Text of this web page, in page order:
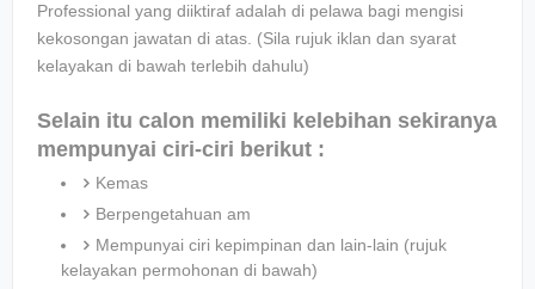
Professional yang diiktiraf adalah di pelawa bagi mengisi
kekosongan jawatan di atas. (Sila rujuk iklan dan syarat
kelayakan di bawah terlebih dahulu)
Selain itu calon memiliki kelebihan sekiranya
mempunyai ciri-ciri berikut :
Kemas
Berpengetahuan am
Mempunyai ciri kepimpinan dan lain-lain (rujuk
kelayakan permohonan di bawah)